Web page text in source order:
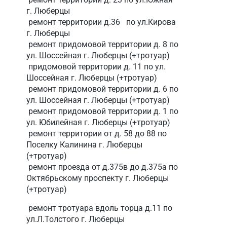
г. Люберцы
ремонт территории д.36 по ул.Кирова
г. Люберцы
ремонт придомовой территории д. 8 по
ул. Шоссейная г. Люберцы (+тротуар)
придомовой территории д. 11 по ул.
Шоссейная г. Люберцы (+тротуар)
ремонт придомовой территории д. 6 по
ул. Шоссейная г. Люберцы (+тротуар)
ремонт придомовой территории д. 1 по
ул. Юбилейная г. Люберцы (+тротуар)
ремонт территории от д. 58 до 88 по
Поселку Калинина г. Люберцы
(+тротуар)
ремонт проезда от д.375в до д.375а по
Октябрьскому проспекту г. Люберцы
(+тротуар)
ремонт тротуара вдоль торца д.11 по
ул.Л.Толстого г. Люберцы